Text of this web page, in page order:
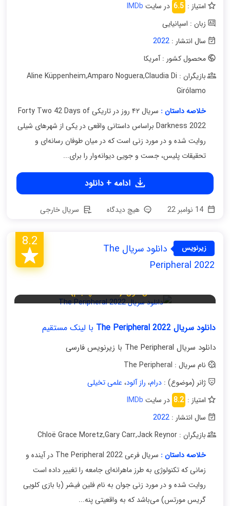
امتیاز : 6.5 در سایت IMDb
زبان : اسپانیایی
سال انتشار :2022
محصول کشور : آمریکا
بازیگران : Aline Küppenheim
,Amparo Noguera,Claudia Di
Girólamo
خلاصه داستان :
سریال ۴۲ روز در تاریکی Forty Two 42 Days of
Darkness 2022 براساس داستانی واقعی در یکی از شهرهای شیلی
روایت شده و در مورد زنی است که در میان طوفان رسانه‌ای و
تحقیقات پلیس، جست و جویی دیوانه‌وار را برای...
ادامه + دانلود
14 نوامبر 22 هیچ دیدگاه سریال خارجی
زیرنویس
فارسی
دانلود سریال The
Peripheral 2022
8.2
فصل اول (قسمت پنجم)
دانلود سریال The Peripheral 2022 با لینک مستقیم
دانلود سریال The Peripheral با زیرنویس فارسی
نام سریال : The Peripheral
ژانر (موضوع) :درام، راز آلود، علمی تخیلی
امتیاز : 8.2 در سایت IMDb
سال انتشار :2022
بازیگران : Chloë Grace Moretz
,Gary Carr,Jack Reynor
خلاصه داستان :
سریال فرعی The Peripheral 2022 در آینده و
زمانی که تکنولوژی به طرز ماهرانه‌ای جامعه را تغییر داده است
روایت شده و در مورد زنی جوان به نام فلین فیشر (با بازی کلویی
گریس مورتس) می‌باشد که به واقعیتی پنه...